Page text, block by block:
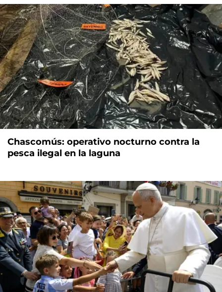
Chascomús: operativo nocturno contra la
pesca ilegal en la laguna